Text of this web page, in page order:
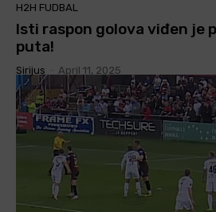
H2H FUDBAL
Isti raspon golova viđen je
puta!
Sirijus April 11, 2025